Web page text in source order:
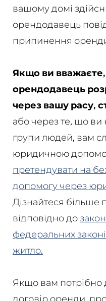
вашому домі
орендодавець
припинення
Якщо ви
орендодавець
через вашу расу,
або через те, що ви
групи людей, вам
юридичною
претендувати на
допомогу через
Дізнайтеся більше
відповідно до
федеральних
житло.
Якщо вам потрібно
договір оренди,